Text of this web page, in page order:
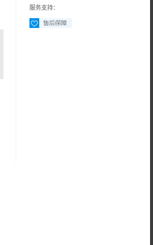
服务支持：